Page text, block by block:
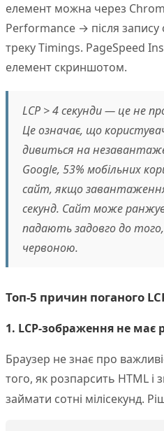
елемент можна через
Performance → після запису
треку Timings. PageSpeed
елемент скриншотом.
LCP > 4 секунди — це не
Це означає, що
дивиться на
Google, 53% мобільних
сайт, якщо
секунд. Сайт може
падають задовго до
червоною.
Топ-5 причин поганого
1. LCP-зображення не має
Браузер не знає про
того, як розпарсить HTML і
займати сотні мілісекунд.